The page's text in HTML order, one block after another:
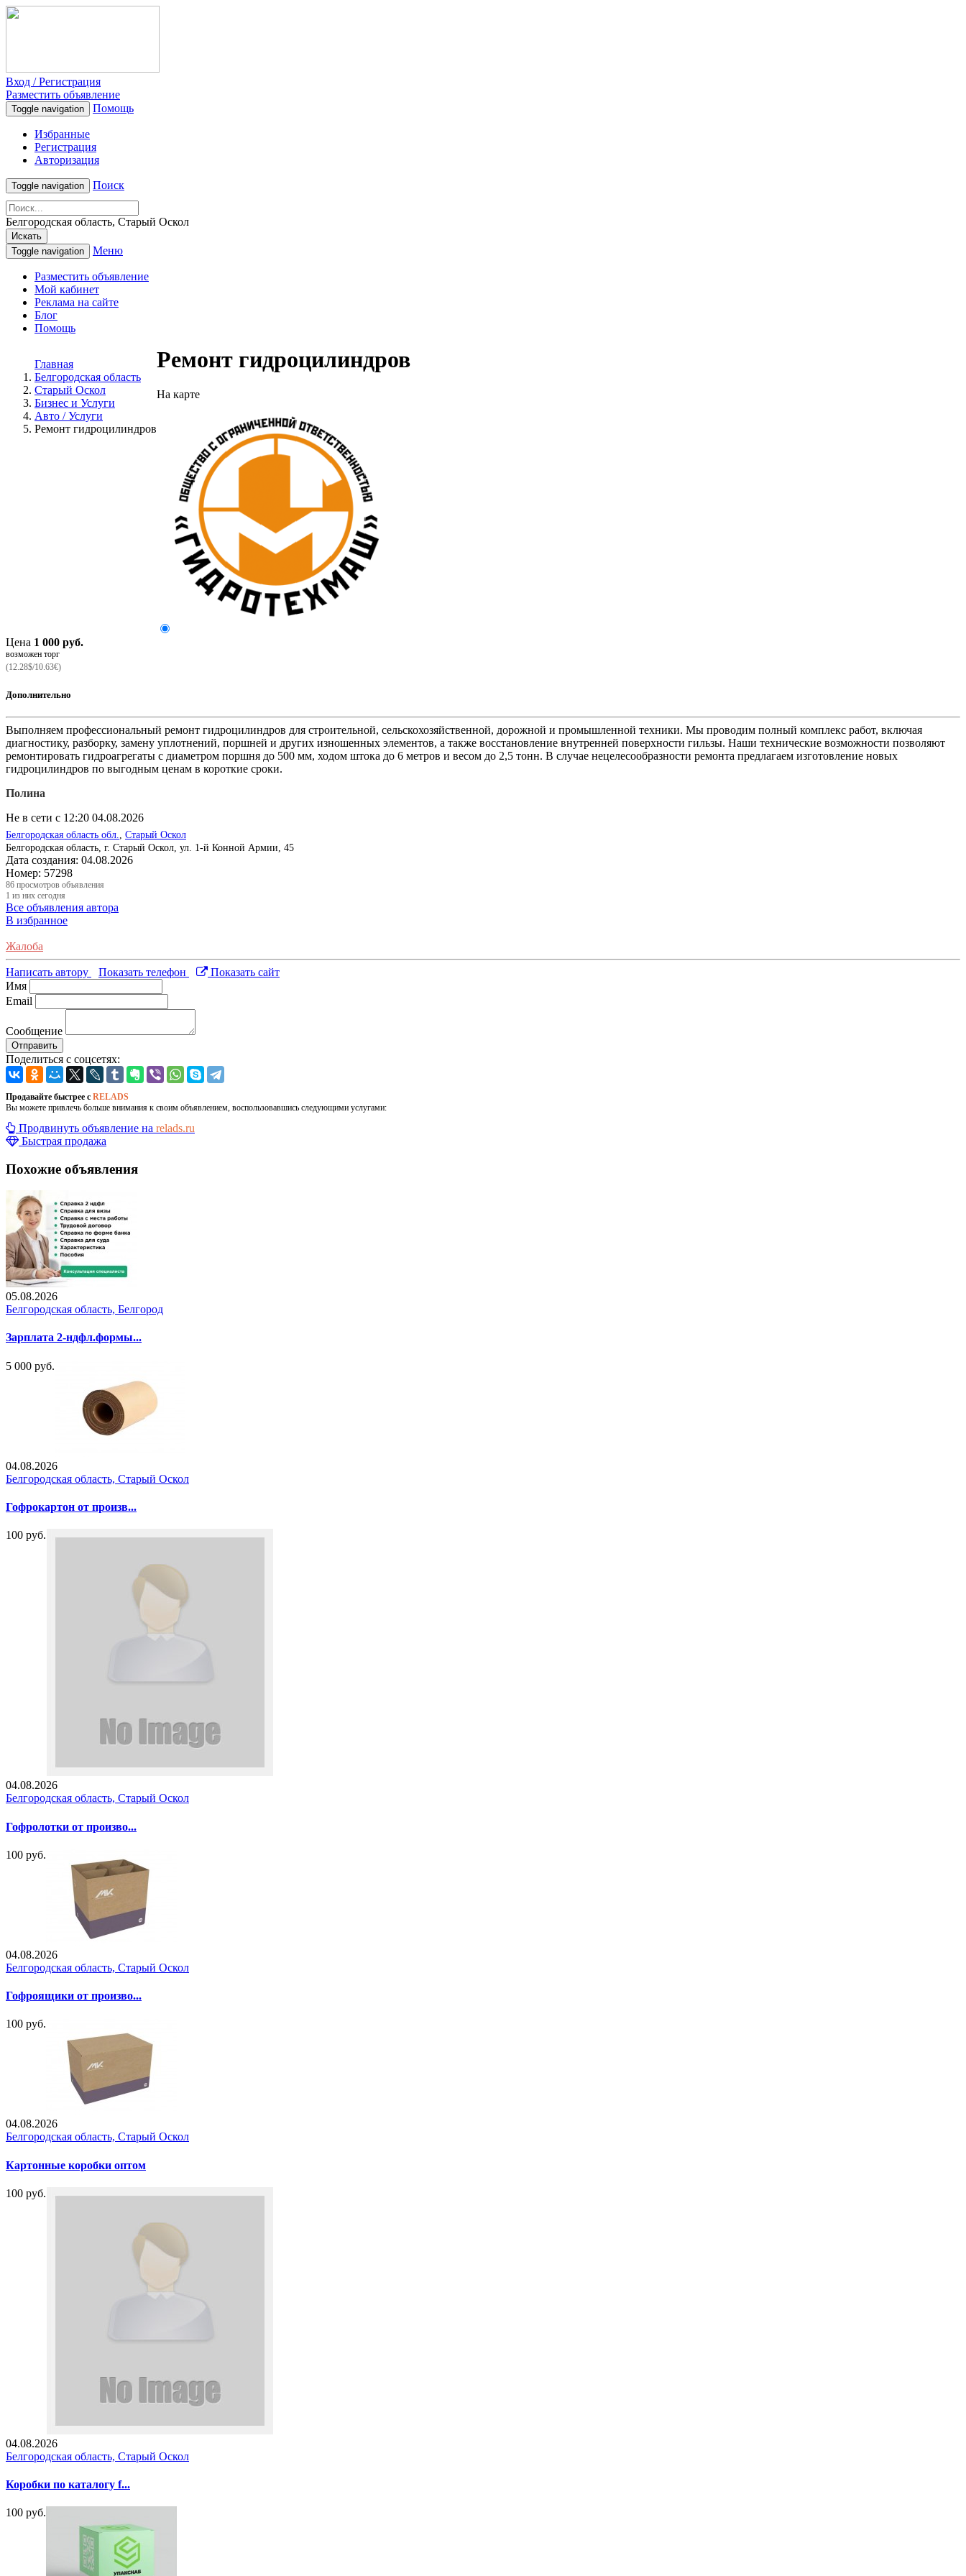
Вход / Регистрация
Разместить объявление
Toggle navigation Помощь
Избранные
Регистрация
Авторизация
Toggle navigation Поиск
Белгородская область, Старый Оскол
Искать
Toggle navigation
Меню
Разместить объявление
Мой кабинет
Реклама на сайте
Блог
Помощь
Главная
Белгородская область
Старый Оскол
Бизнес и Услуги
Авто / Услуги
Ремонт гидроцилиндров
Ремонт гидроцилиндров
На карте
Цена 1 000 руб.
возможен торг
(12.28$/10.63€)
Дополнительно
Выполняем профессиональный ремонт гидроцилиндров для строительной, сельскохозяйственной, дорожной и промышленной техники. Мы проводим полный комплекс работ, включая
диагностику, разборку, замену уплотнений, поршней и других изношенных элементов, а также восстановление внутренней поверхности гильзы. Наши технические возможности позволяют
ремонтировать гидроагрегаты с диаметром поршня до 500 мм, ходом штока до 6 метров и весом до 2,5 тонн. В случае нецелесообразности ремонта предлагаем изготовление новых
гидроцилиндров по выгодным ценам в короткие сроки.
Полина
Не в сети с 12:20 04.08.2026
Белгородская область обл.
Старый Оскол
Белгородская область, г. Старый Оскол, ул. 1-й Конной Армии, 45
Дата создания: 04.08.2026
Номер: 57298
86 просмотров объявления
1 из них сегодня
Все объявления автора
В избранное
Жалоба
Написать автору Показать телефон
Показать сайт
Имя
Email
Сообщение
Отправить
Поделиться с соцсетях:
Продавайте быстрее с RELADS
Вы можете привлечь больше внимания к своим объявлением, воспользовавшись следующими услугами:
Продвинуть объявление на relads.ru
Быстрая продажа
Похожие объявления
05.08.2026
Белгородская область, Белгород
Зарплата 2-ндфл.формы...
5 000 руб.
04.08.2026
Белгородская область, Старый Оскол
Гофрокартон от произв...
100 руб.
04.08.2026
Белгородская область, Старый Оскол
Гофролотки от произво...
100 руб.
04.08.2026
Белгородская область, Старый Оскол
Гофроящики от произво...
100 руб.
04.08.2026
Белгородская область, Старый Оскол
Картонные коробки оптом
100 руб.
04.08.2026
Белгородская область, Старый Оскол
Коробки по каталогу f...
100 руб.